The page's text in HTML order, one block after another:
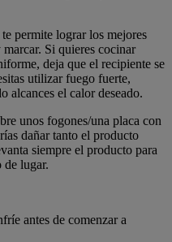
permite lograr los mejores
Si quieres cocinar
deja que el recipiente se
utilizar fuego fuerte,
alcances el calor deseado.
unos fogones/una placa con
dañar tanto el producto
siempre el producto para
lugar.
antes de comenzar a